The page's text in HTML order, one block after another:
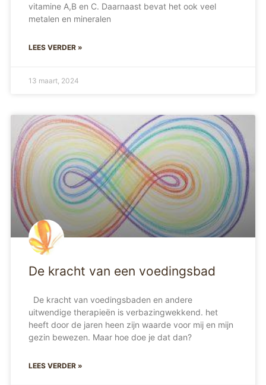
vitamine A,B en C. Daarnaast bevat het ook veel
metalen en mineralen
LEES VERDER »
13 maart, 2024
De kracht van een voedingsbad
De kracht van voedingsbaden en andere
uitwendige therapieën is verbazingwekkend. het
heeft door de jaren heen zijn waarde voor mij en mijn
gezin bewezen. Maar hoe doe je dat dan?
LEES VERDER »